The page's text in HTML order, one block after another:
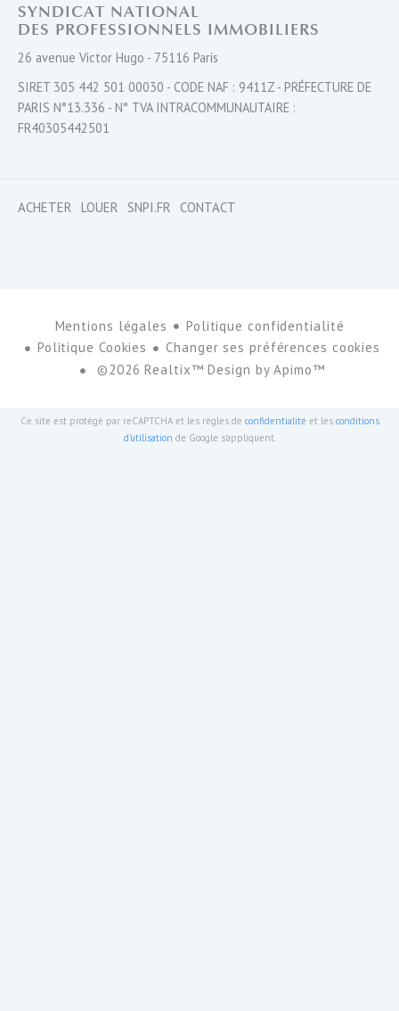
SYNDICAT NATIONAL
DES PROFESSIONNELS IMMOBILIERS
26 avenue Victor Hugo - 75116 Paris
SIRET 305 442 501 00030 - CODE NAF : 9411Z - PRÉFECTURE DE
PARIS N°13.336 - N° TVA INTRACOMMUNAUTAIRE :
FR40305442501
ACHETER LOUER SNPI.FR CONTACT
Mentions légales
Politique confidentialité
Politique Cookies
Changer ses préférences cookies
©2026 Realtix™ Design byApimo™
Ce site est protégé par reCAPTCHA et les règles de confidentialité et les conditions
d'utilisation de Google s'appliquent.